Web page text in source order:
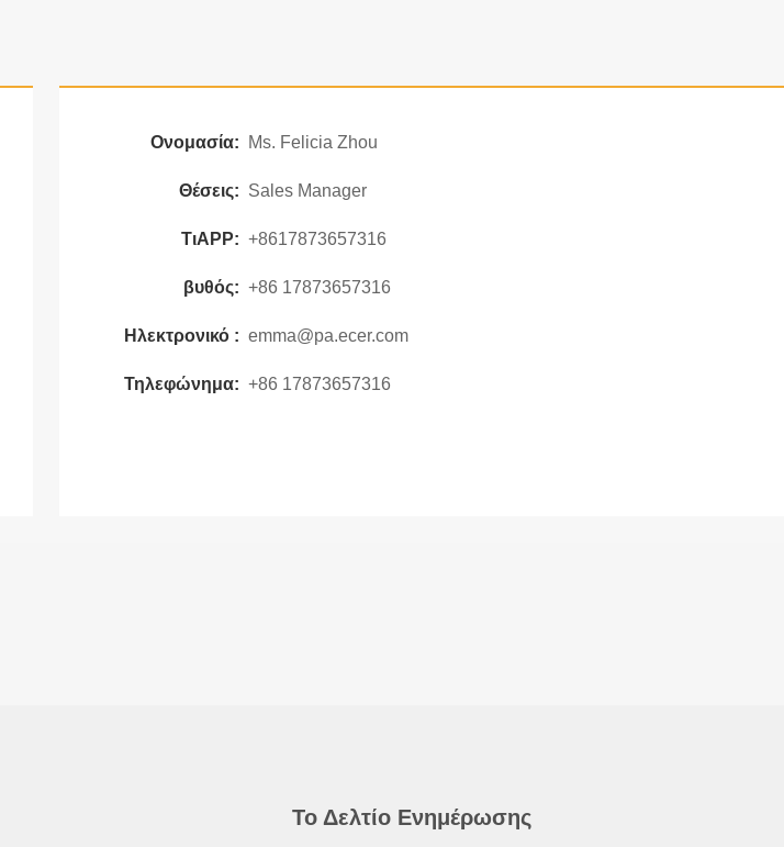
Ονομασία: Ms. Felicia Zhou
Θέσεις: Sales Manager
ΤιAPP: +8617873657316
βυθός: +86 17873657316
Ηλεκτρονικό : emma@pa.ecer.com
Τηλεφώνημα: +86 17873657316
Το Δελτίο Ενημέρωσης